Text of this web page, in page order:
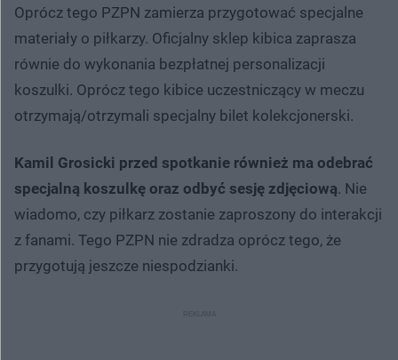
Oprócz tego PZPN zamierza przygotować specjalne
materiały o piłkarzy. Oficjalny sklep kibica zaprasza
równie do wykonania bezpłatnej personalizacji
koszulki. Oprócz tego kibice uczestniczący w meczu
otrzymają/otrzymali specjalny bilet kolekcjonerski.
Kamil Grosicki przed spotkanie również ma odebrać
specjalną koszulkę oraz odbyć sesję zdjęciową. Nie
wiadomo, czy piłkarz zostanie zaproszony do interakcji
z fanami. Tego PZPN nie zdradza oprócz tego, że
przygotują jeszcze niespodzianki.